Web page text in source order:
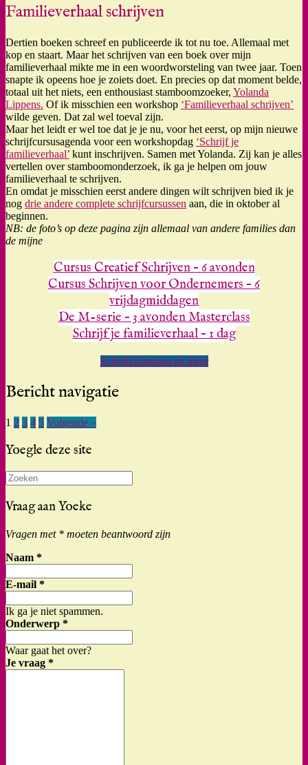
Familieverhaal schrijven
Dertien boeken schreef en publiceerde ik tot nu toe. Allemaal met
kop en staart. Maar het schrijven van een boek over mijn
familieverhaal mikte me in een woordworsteling van twee jaar. Toen
snapte ik opeens hoe je zoiets doet. En precies op dat moment belde,
totaal uit het niets, een enthousiast stamboomzoeker, Yolanda
Lippens. Of ik misschien een workshop ‘Familieverhaal schrijven’
wilde geven. Dat zal wel toeval zijn.
Maar het leidt er wel toe dat je je nu, voor het eerst, op mijn nieuwe
schrijfcursusagenda voor een workshopdag ‘Schrijf je
familieverhaal’ kunt inschrijven. Samen met Yolanda. Zij kan je alles
vertellen over stamboomonderzoek, ik ga je helpen om jouw
familieverhaal te schrijven.
En omdat je misschien eerst andere dingen wilt schrijven bied ik je
nog drie andere complete schrijfcursussen aan, die in oktober al
beginnen.
NB: de foto’s op deze pagina zijn allemaal van andere families dan
de mijne
Cursus Creatief Schrijven – 6 avonden
Cursus Schrijven voor Ondernemers – 6
vrijdagmiddagen
De M-serie – 3 avonden Masterclass
Schrijf je familieverhaal – 1 dag
Schrijfcursussen en meer
Bericht navigatie
1 2 3 4 5 Volgende »
Yoegle deze site
Zoeken
naar:
Vraag aan Yoeke
Vragen met * moeten beantwoord zijn
Naam *
E-mail *
Ik ga je niet spammen.
Onderwerp *
Waar gaat het over?
Je vraag *